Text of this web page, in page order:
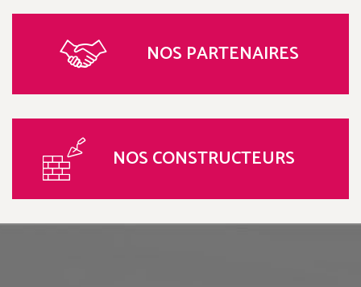
NOS PARTENAIRES
NOS CONSTRUCTEURS